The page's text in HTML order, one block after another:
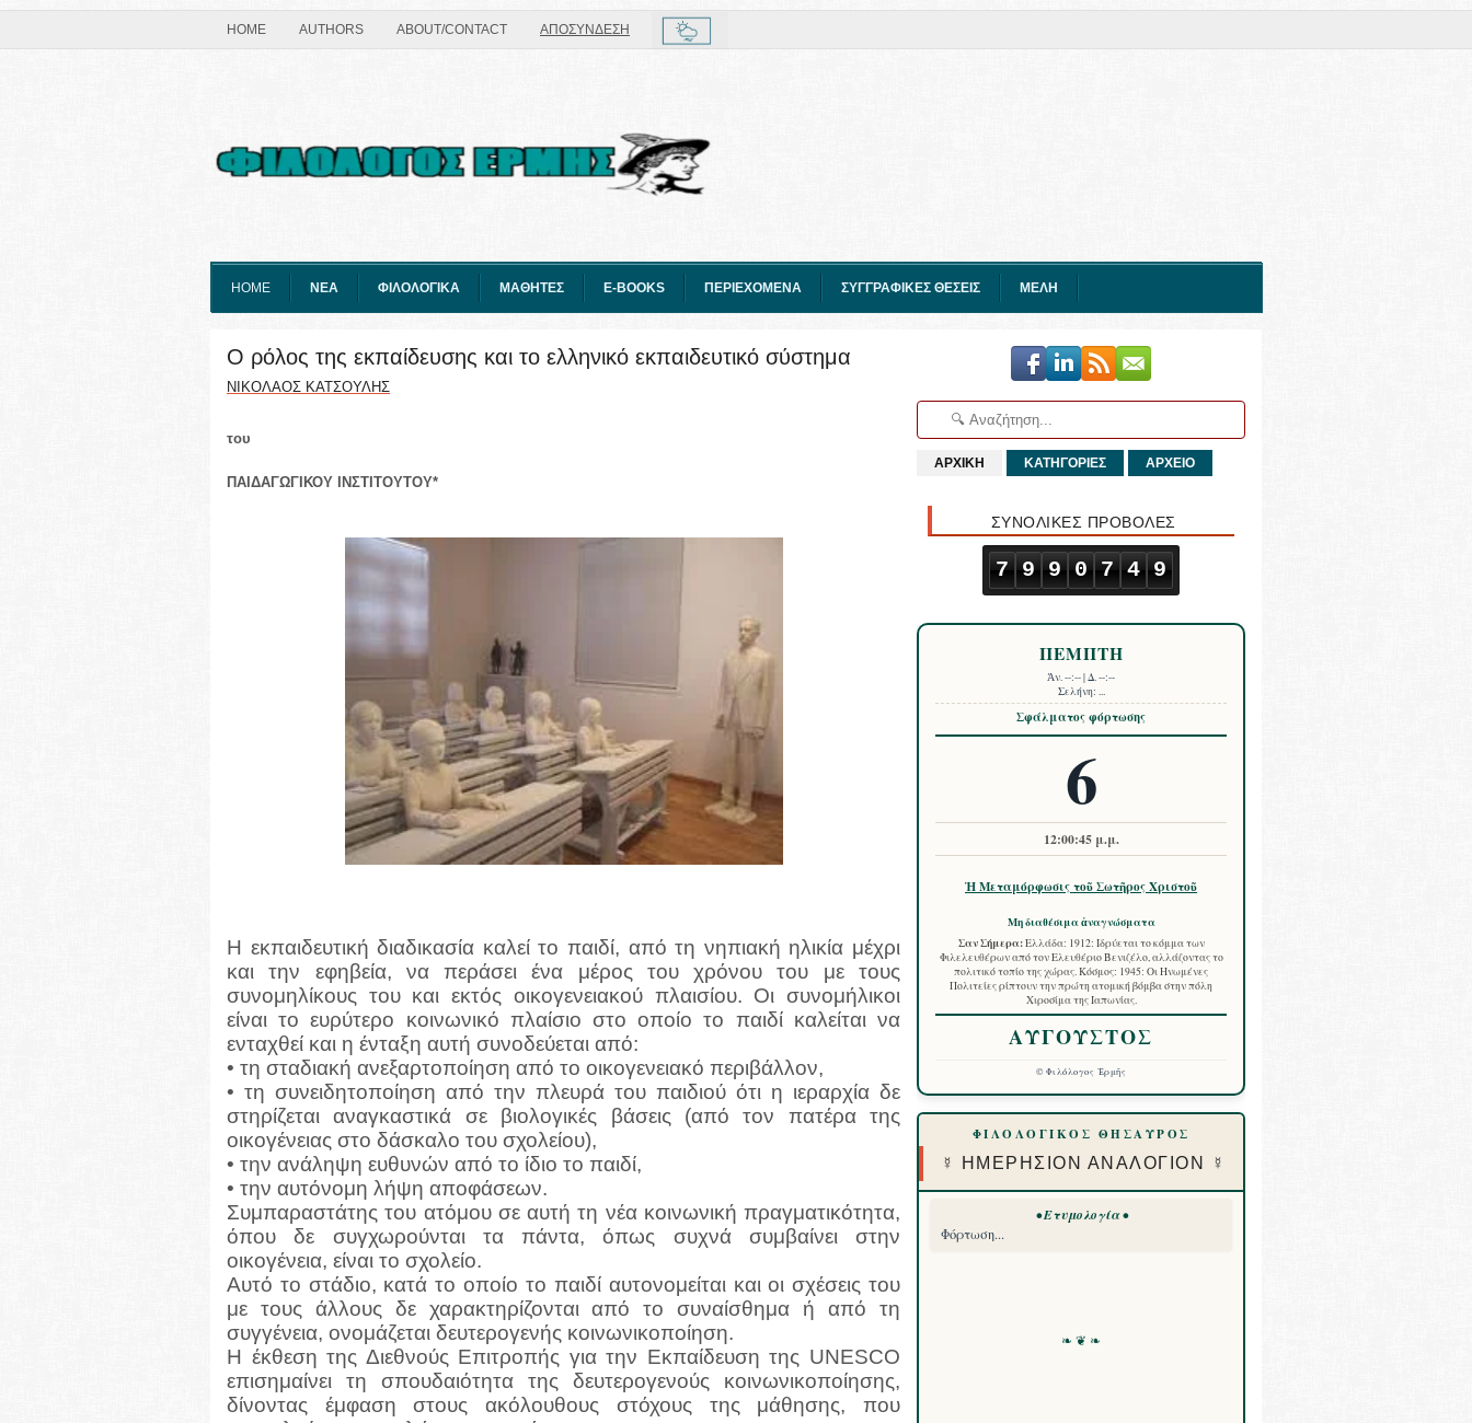
HOME AUTHORS ABOUT/CONTACT ΑΠΟΣΥΝΔΕΣΗ
HOME ΝΕΑ ΦΙΛΟΛΟΓΙΚΑ ΜΑΘΗΤΕΣ E-BOOKS ΠΕΡΙΕΧΟΜΕΝΑ ΣΥΓΓΡΑΦΙΚΕΣ ΘΕΣΕΙΣ ΜΕΛΗ
Ο ρόλος της εκπαίδευσης και το ελληνικό εκπαιδευτικό σύστημα
ΝΙΚΟΛΑΟΣ ΚΑΤΣΟΥΛΗΣ
του
ΠΑΙΔΑΓΩΓΙΚΟΥ ΙΝΣΤΙΤΟΥΤΟΥ*
Η εκπαιδευτική διαδικασία καλεί το παιδί, από τη νηπιακή ηλικία μέχρι
και την εφηβεία, να περάσει ένα μέρος του χρόνου του με τους
συνομηλίκους του και εκτός οικογενειακού πλαισίου. Οι συνομήλικοι
είναι το ευρύτερο κοινωνικό πλαίσιο στο οποίο το παιδί καλείται να
ενταχθεί και η ένταξη αυτή συνοδεύεται από:
• τη σταδιακή ανεξαρτοποίηση από το οικογενειακό περιβάλλον,
• τη συνειδητοποίηση από την πλευρά του παιδιού ότι η ιεραρχία δε
στηρίζεται αναγκαστικά σε βιολογικές βάσεις (από τον πατέρα της
οικογένειας στο δάσκαλο του σχολείου),
• την ανάληψη ευθυνών από το ίδιο το παιδί,
• την αυτόνομη λήψη αποφάσεων.
Συμπαραστάτης του ατόμου σε αυτή τη νέα κοινωνική πραγματικότητα,
όπου δε συγχωρούνται τα πάντα, όπως συχνά συμβαίνει στην
οικογένεια, είναι το σχολείο.
Αυτό το στάδιο, κατά το οποίο το παιδί αυτονομείται και οι σχέσεις του
με τους άλλους δε χαρακτηρίζονται από το συναίσθημα ή από τη
συγγένεια, ονομάζεται δευτερογενής κοινωνικοποίηση.
Η έκθεση της Διεθνούς Επιτροπής για την Εκπαίδευση της UNESCO
επισημαίνει τη σπουδαιότητα της δευτερογενούς κοινωνικοποίησης,
δίνοντας έμφαση στους ακόλουθους στόχους της μάθησης, που
ΑΡΧΙΚΗ ΚΑΤΗΓΟΡΙΕΣ ΑΡΧΕΙΟ
ΣΥΝΟΛΙΚΕΣ ΠΡΟΒΟΛΕΣ
7 9 9 0 7 4 9
ΠΕΜΠΤΗ
Ἀν.--:--| Δ.--:--
Σελήνη: ...
Σφάλματος φόρτωσης
6
12:00:47 μ.μ.
Ἡ Μεταμόρφωσις τοῦ Σωτῆρος Χριστοῦ
Μη διαθέσιμα ἀναγνώσματα
Σαν Σήμερα:Ελλάδα: 1912: Ιδρύεται το κόμμα των
Φιλελευθέρων από τον Ελευθέριο Βενιζέλο, αλλάζοντας το
πολιτικό τοπίο της χώρας. Κόσμος: 1945: Οι Ηνωμένες
Πολιτείες ρίπτουν την πρώτη ατομική βόμβα στην πόλη
Χιροσίμα της Ιαπωνίας.
ΑΥΓΟΥΣΤΟΣ
© Φιλόλογος Ἑρμῆς
ΦΙΛΟΛΟΓΙΚΟΣ ΘΗΣΑΥΡΟΣ
☿ ΗΜΕΡΗΣΙΟΝ ΑΝΑΛΟΓΙΟΝ ☿
• Ετυμολογία •
Φόρτωση...
❧ ❦ ❧